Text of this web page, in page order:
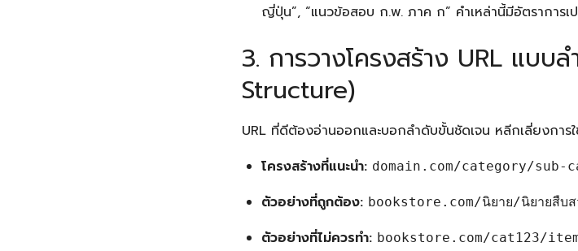
ญี่ปุ่น”, “แนวข้อสอบ ก.พ. ภาค ก” คำเหล่านี้มีอัตราการ
3. การวางโครงสร้าง URL แบ
Structure)
URL ที่ดีต้องอ่านออกและบอกลำดับขั้นชัดเจน หลีกเลี่ยงการ
โครงสร้างที่แนะนำ: domain.com/category/sub-
ตัวอย่างที่ถูกต้อง: bookstore.com/นิยาย/นิยายสืบส
ตัวอย่างที่ไม่ควรทำ: bookstore.com/cat123/